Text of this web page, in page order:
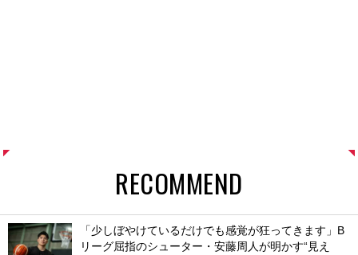
RECOMMEND
「少しぼやけているだけでも感覚が狂ってきます」B
リーグ屈指のシューター・安藤周人が明かす“見え